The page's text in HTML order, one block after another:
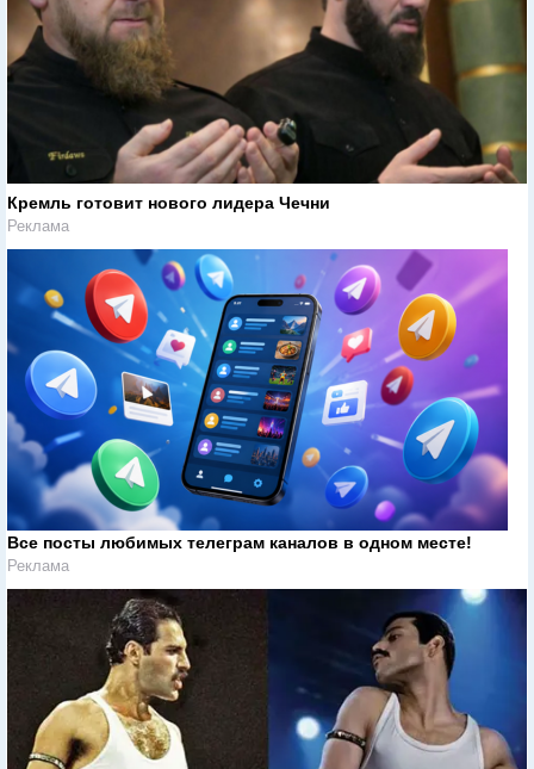
Кремль готовит нового лидера Чечни
Реклама
Все посты любимых телеграм каналов в одном месте!
Реклама